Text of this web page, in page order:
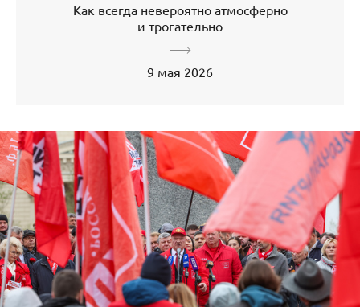
Как всегда невероятно атмосферно
и трогательно
9 мая 2026